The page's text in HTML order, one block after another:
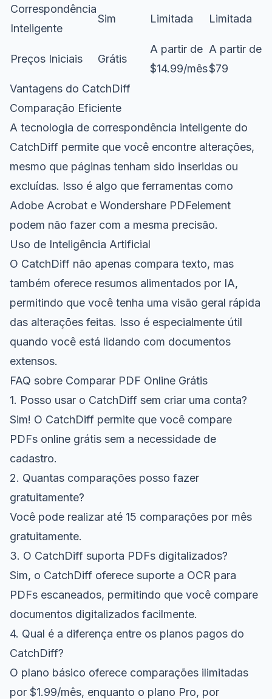
Correspondência
Inteligente
Sim Limitada Limitada
Preços Iniciais Grátis
A partir de
$14.99/mês
A partir de
$79
Vantagens do CatchDiff
Comparação Eficiente
A tecnologia de correspondência inteligente do
CatchDiff permite que você encontre alterações,
mesmo que páginas tenham sido inseridas ou
excluídas. Isso é algo que ferramentas como
Adobe Acrobat e Wondershare PDFelement
podem não fazer com a mesma precisão.
Uso de Inteligência Artificial
O CatchDiff não apenas compara texto, mas
também oferece resumos alimentados por IA,
permitindo que você tenha uma visão geral rápida
das alterações feitas. Isso é especialmente útil
quando você está lidando com documentos
extensos.
FAQ sobre Comparar PDF Online Grátis
1. Posso usar o CatchDiff sem criar uma conta?
Sim! O CatchDiff permite que você compare
PDFs online grátis sem a necessidade de
cadastro.
2. Quantas comparações posso fazer
gratuitamente?
Você pode realizar até 15 comparações por mês
gratuitamente.
3. O CatchDiff suporta PDFs digitalizados?
Sim, o CatchDiff oferece suporte a OCR para
PDFs escaneados, permitindo que você compare
documentos digitalizados facilmente.
4. Qual é a diferença entre os planos pagos do
CatchDiff?
O plano básico oferece comparações ilimitadas
por $1.99/mês, enquanto o plano Pro, por